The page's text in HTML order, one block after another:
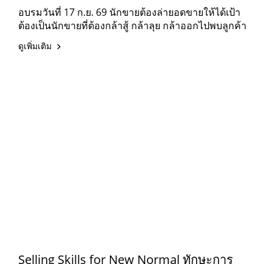
อบรมวันที่ 17 ก.ย. 69 นักขายต้องล่ายอดขายให้ได้เป้า
ต้องเป็นนักขายที่ต้องกล้าสู้ กล้าลุย กล้าออกไปพบลูกค้า
ดูเพิ่มเติม
Selling Skills for New Normal ทักษะการ